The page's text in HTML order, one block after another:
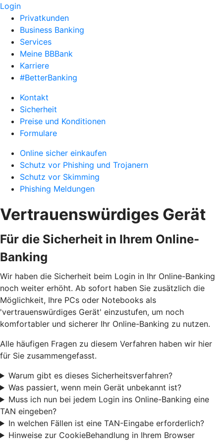
Login
Privatkunden
Business Banking
Services
Meine BBBank
Karriere
#BetterBanking
Kontakt
Sicherheit
Preise und Konditionen
Formulare
Online sicher einkaufen
Schutz vor Phishing und Trojanern
Schutz vor Skimming
Phishing Meldungen
Vertrauenswürdiges Gerät
Für die Sicherheit in Ihrem Online-
Banking
Wir haben die Sicherheit beim Login in Ihr Online-Banking
noch weiter erhöht. Ab sofort haben Sie zusätzlich die
Möglichkeit, Ihre PCs oder Notebooks als
'vertrauenswürdiges Gerät' einzustufen, um noch
komfortabler und sicherer Ihr Online-Banking zu nutzen.
Alle häufigen Fragen zu diesem Verfahren haben wir hier
für Sie zusammengefasst.
Warum gibt es dieses Sicherheitsverfahren?
Was passiert, wenn mein Gerät unbekannt ist?
Muss ich nun bei jedem Login ins Online-Banking eine
TAN eingeben?
In welchen Fällen ist eine TAN-Eingabe erforderlich?
Hinweise zur CookieBehandlung in Ihrem Browser